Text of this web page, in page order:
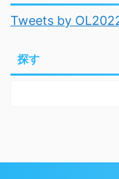
Tweets by
探す